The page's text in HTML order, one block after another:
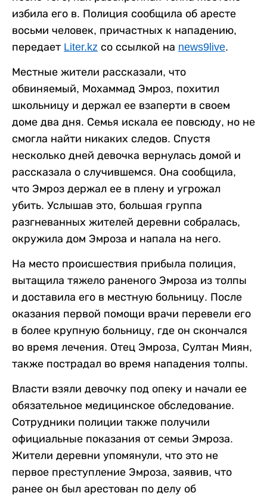
избила его в. Полиция сообщила об аресте
восьми человек, причастных к нападению,
передает Liter.kz со ссылкой на news9live.
Местные жители рассказали, что
обвиняемый, Мохаммад Эмроз, похитил
школьницу и держал ее взаперти в своем
доме два дня. Семья искала ее повсюду, но не
смогла найти никаких следов. Спустя
несколько дней девочка вернулась домой и
рассказала о случившемся. Она сообщила,
что Эмроз держал ее в плену и угрожал
убить. Услышав это, большая группа
разгневанных жителей деревни собралась,
окружила дом Эмроза и напала на него.
На место происшествия прибыла полиция,
вытащила тяжело раненого Эмроза из толпы
и доставила его в местную больницу. После
оказания первой помощи врачи перевели его
в более крупную больницу, где он скончался
во время лечения. Отец Эмроза, Султан Миян,
также пострадал во время нападения толпы.
Власти взяли девочку под опеку и начали ее
обязательное медицинское обследование.
Сотрудники полиции также получили
официальные показания от семьи Эмроза.
Жители деревни упомянули, что это не
первое преступление Эмроза, заявив, что
ранее он был арестован по делу об